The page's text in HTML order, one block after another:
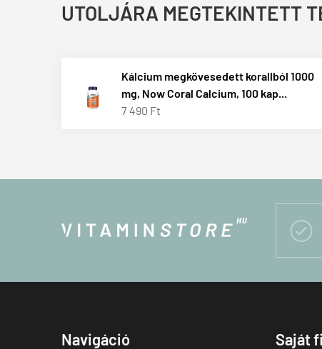
UTOLJÁRA MEGTEKINTETT
Kálcium megkövesedett korallból 1000
mg, Now Coral Calcium, 100 kap...
7 490 Ft

Navigáció Saját